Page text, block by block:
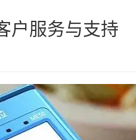
户服务与支持